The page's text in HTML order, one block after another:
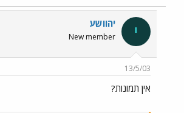
י יהוושע
New member
13/5/03
אין תמונות?